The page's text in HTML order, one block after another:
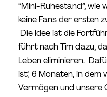
“Mini-Ruhestand”,
keine Fans der ersten
Die Idee ist die
führt nach Tim dazu,
Leben eliminieren.
ist) 6 Monaten, in dem
Vermögen und unsere